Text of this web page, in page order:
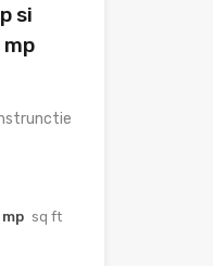
si
mp
sq ft